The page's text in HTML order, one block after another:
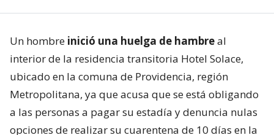
Un hombre inició una huelga de hambreal
interior de la residencia transitoria Hotel Solace,
ubicado en la comuna de Providencia, región
Metropolitana, ya que acusa que se está obligando
a las personas a pagar su estadía y denuncia nulas
opciones de realizar su cuarentena de 10 días en la